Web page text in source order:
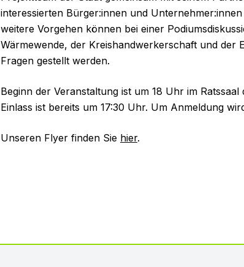
interessierten Bürger:innen und
weitere Vorgehen können bei einer
Wärmewende, der Kreishandwerkerschaft und der
Fragen gestellt werden.
Beginn der Veranstaltung ist um 18 Uhr im
Einlass ist bereits um 17:30 Uhr. Um Anmeldung
Unseren Flyer finden Sie hier.